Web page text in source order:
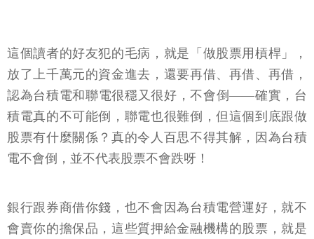
這個讀者的好友犯的毛病，就是「做股票用槓桿」，
放了上千萬元的資金進去，還要再借、再借、再借，
認為台積電和聯電很穩又很好，不會倒——確實，台
積電真的不可能倒，聯電也很難倒，但這個到底跟做
股票有什麼關係？真的令人百思不得其解，因為台積
電不會倒，並不代表股票不會跌呀！
銀行跟券商借你錢，也不會因為台積電營運好，就不
會賣你的擔保品，這些質押給金融機構的股票，就是